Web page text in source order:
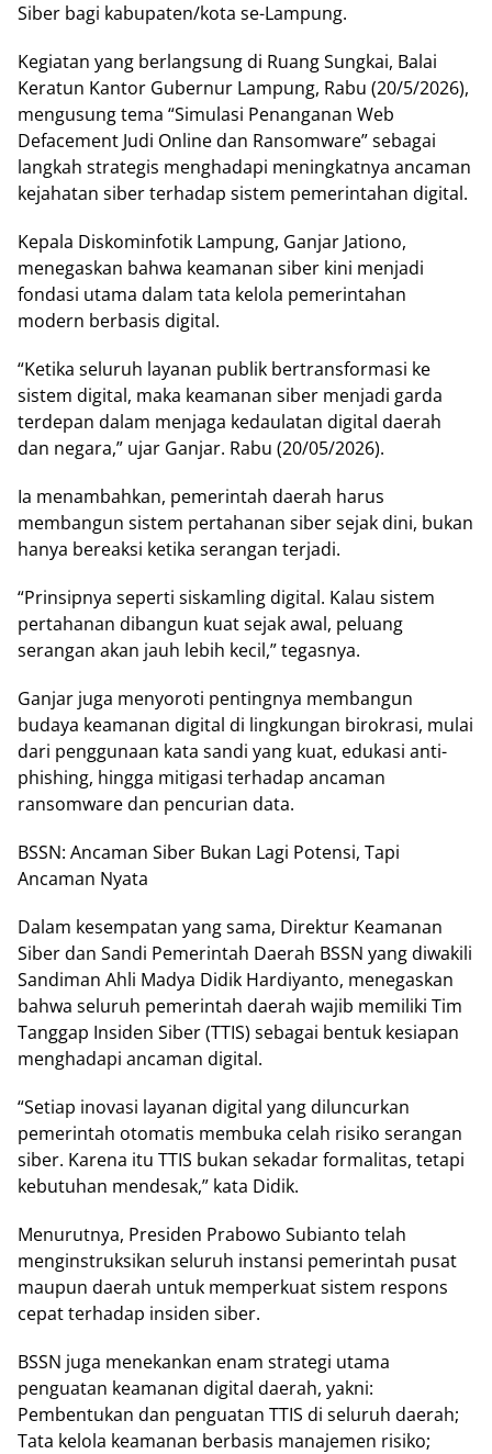
Siber bagi kabupaten/kota se-Lampung.
Kegiatan yang berlangsung di Ruang Sungkai, Balai
Keratun Kantor Gubernur Lampung, Rabu (20/5/2026),
mengusung tema “Simulasi Penanganan Web
Defacement Judi Online dan Ransomware” sebagai
langkah strategis menghadapi meningkatnya ancaman
kejahatan siber terhadap sistem pemerintahan digital.
Kepala Diskominfotik Lampung, Ganjar Jationo,
menegaskan bahwa keamanan siber kini menjadi
fondasi utama dalam tata kelola pemerintahan
modern berbasis digital.
“Ketika seluruh layanan publik bertransformasi ke
sistem digital, maka keamanan siber menjadi garda
terdepan dalam menjaga kedaulatan digital daerah
dan negara,” ujar Ganjar. Rabu (20/05/2026).
Ia menambahkan, pemerintah daerah harus
membangun sistem pertahanan siber sejak dini, bukan
hanya bereaksi ketika serangan terjadi.
“Prinsipnya seperti siskamling digital. Kalau sistem
pertahanan dibangun kuat sejak awal, peluang
serangan akan jauh lebih kecil,” tegasnya.
Ganjar juga menyoroti pentingnya membangun
budaya keamanan digital di lingkungan birokrasi, mulai
dari penggunaan kata sandi yang kuat, edukasi anti-
phishing, hingga mitigasi terhadap ancaman
ransomware dan pencurian data.
BSSN: Ancaman Siber Bukan Lagi Potensi, Tapi
Ancaman Nyata
Dalam kesempatan yang sama, Direktur Keamanan
Siber dan Sandi Pemerintah Daerah BSSN yang diwakili
Sandiman Ahli Madya Didik Hardiyanto, menegaskan
bahwa seluruh pemerintah daerah wajib memiliki Tim
Tanggap Insiden Siber (TTIS) sebagai bentuk kesiapan
menghadapi ancaman digital.
“Setiap inovasi layanan digital yang diluncurkan
pemerintah otomatis membuka celah risiko serangan
siber. Karena itu TTIS bukan sekadar formalitas, tetapi
kebutuhan mendesak,” kata Didik.
Menurutnya, Presiden Prabowo Subianto telah
menginstruksikan seluruh instansi pemerintah pusat
maupun daerah untuk memperkuat sistem respons
cepat terhadap insiden siber.
BSSN juga menekankan enam strategi utama
penguatan keamanan digital daerah, yakni:
Pembentukan dan penguatan TTIS di seluruh daerah;
Tata kelola keamanan berbasis manajemen risiko;